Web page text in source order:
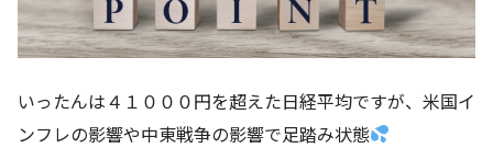
いったんは４１０００円を超えた日経平均ですが、米国イ
ンフレの影響や中東戦争の影響で足踏み状態